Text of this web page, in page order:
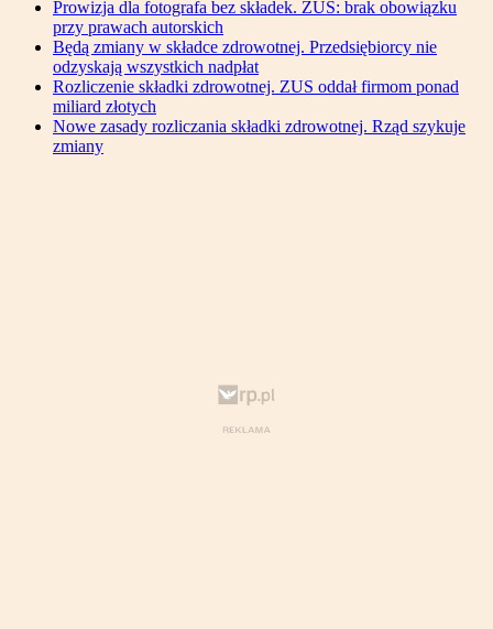
Prowizja dla fotografa bez składek. ZUS: brak obowiązku
przy prawach autorskich
Będą zmiany w składce zdrowotnej. Przedsiębiorcy nie
odzyskają wszystkich nadpłat
Rozliczenie składki zdrowotnej. ZUS oddał firmom ponad
miliard złotych
Nowe zasady rozliczania składki zdrowotnej. Rząd szykuje
zmiany